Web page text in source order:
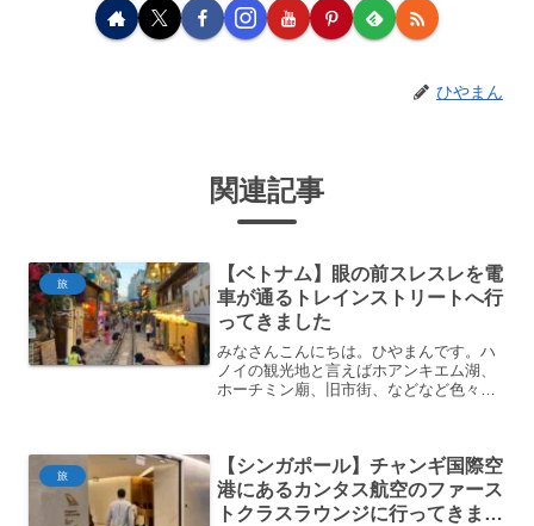
ひやまん
関連記事
旅
【ベトナム】眼の前スレスレを電
車が通るトレインストリートへ行
ってきました
みなさんこんにちは。ひやまんです。ハ
ノイの観光地と言えばホアンキエム湖、
ホーチミン廟、旧市街、などなど色々あ
行ってきましたのでご紹介...
旅
【シンガポール】チャンギ国際空
港にあるカンタス航空のファース
トクラスラウンジに行ってきまし